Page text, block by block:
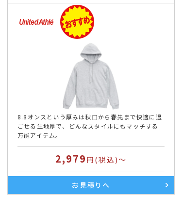
お気軽にお問い合わせください
受付 月曜日～金曜日 10:00～19:00
第1,3,5土曜日 10:00～16:00
8.8オンスという厚みは秋口から春先まで快適に過
ごせる生地厚で、どんなスタイルにもマッチする
万能アイテム。
2,979円(税込)～
お見積りへ